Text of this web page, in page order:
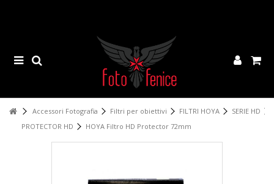
Accessori Fotografia Filtri per obiettivi FILTRI HOYA
SERIE HD
PROTECTOR HD
HOYA Filtro HD Protector 72mm